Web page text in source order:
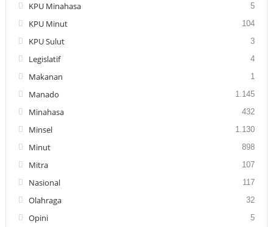
KPU Minahasa 5
KPU Minut 104
KPU Sulut 3
Legislatif 4
Makanan 1
Manado 1.145
Minahasa 432
Minsel 1.130
Minut 898
Mitra 107
Nasional 117
Olahraga 32
Opini 5